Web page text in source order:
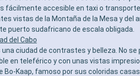
fácilmente accesible en taxi o
vistas de la Montaña de la Mesa y del
puerto sudafricano de escala obligada.
del Cabo
una ciudad de contrastes y belleza. No se
en teleférico y con unas vistas
Bo-Kaap, famoso por sus coloridas